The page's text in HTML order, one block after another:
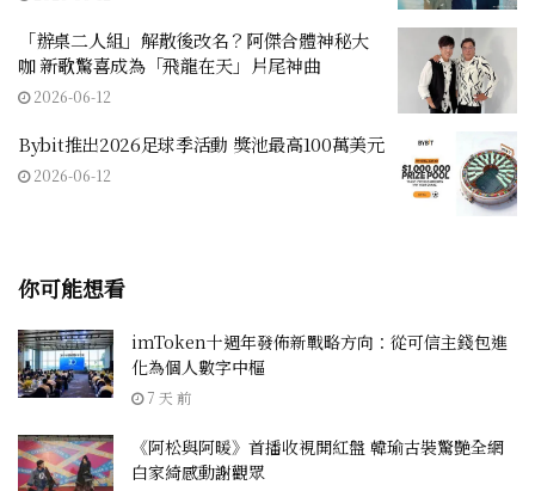
「辦桌二人組」解散後改名？阿傑合體神秘大
咖 新歌驚喜成為「飛龍在天」片尾神曲
2026-06-12
Bybit推出2026足球季活動 獎池最高100萬美元
2026-06-12
你可能想看
imToken十週年發佈新戰略方向：從可信主錢包進
化為個人數字中樞
7 天 前
《阿松與阿暖》首播收視開紅盤 韓瑜古裝驚艷全網
白家綺感動謝觀眾